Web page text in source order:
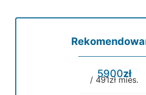
5900zł
/ 491zł mies.